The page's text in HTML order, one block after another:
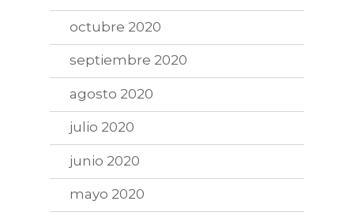
octubre 2020
septiembre 2020
agosto 2020
julio 2020
junio 2020
mayo 2020